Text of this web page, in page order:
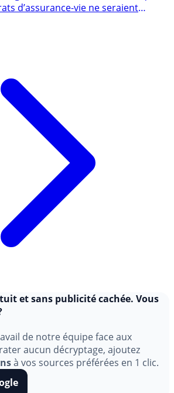
de colonnes, il est indiqué
d’assurance-vie ne seraient
de notre équipe face aux
aucun décryptage, ajoutez
à vos sources préférées en 1 clic.